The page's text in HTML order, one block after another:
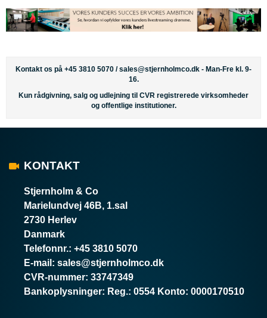
Kontakt os på +45 3810 5070 /sales@stjernholmco.dk - Man-Fre kl. 9-
16.
Kun rådgivning, salg og udlejning til CVR registrerede virksomheder
og offentlige institutioner.
KONTAKT
Stjernholm & Co
Marielundvej 46B, 1.sal
2730 Herlev
Danmark
Telefonnr.: +45 3810 5070
E-mail : sales@stjernholmco.dk
CVR-nummer: 33747349
Bankoplysninger: Reg.: 0554 Konto: 0000170510